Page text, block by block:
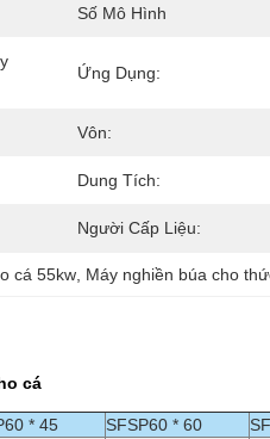
Số Mô Hình
Ứng Dụng:
Vôn:
Dung Tích:
Người Cấp Liệu:
cá 55kw Máy nghiền búa cho
cá
* 45 SFSP60 * 60